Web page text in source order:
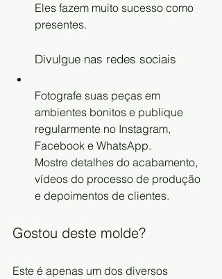
Eles fazem muito sucesso como
presentes.
Divulgue nas redes sociais
Fotografe suas peças em
ambientes bonitos e publique
regularmente no Instagram,
Facebook e WhatsApp.
Mostre detalhes do acabamento,
vídeos do processo de produção
e depoimentos de clientes.
Gostou deste molde?
Este é apenas um dos diversos